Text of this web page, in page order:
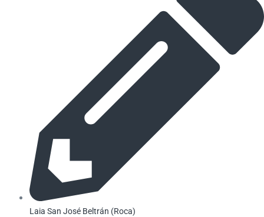
Laia San José Beltrán (Roca)